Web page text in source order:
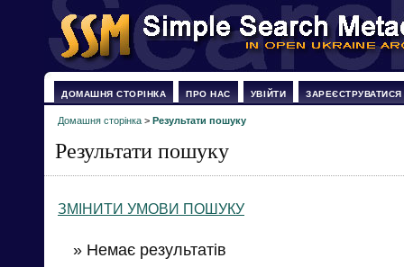
ДОМАШНЯ СТОРІНКА ПРО НАС УВІЙТИ ЗАРЕЄСТРУВАТИСЯ
Домашня сторінка > Результати пошуку
Результати пошуку
ЗМІНИТИ УМОВИ ПОШУКУ
» Немає результатів